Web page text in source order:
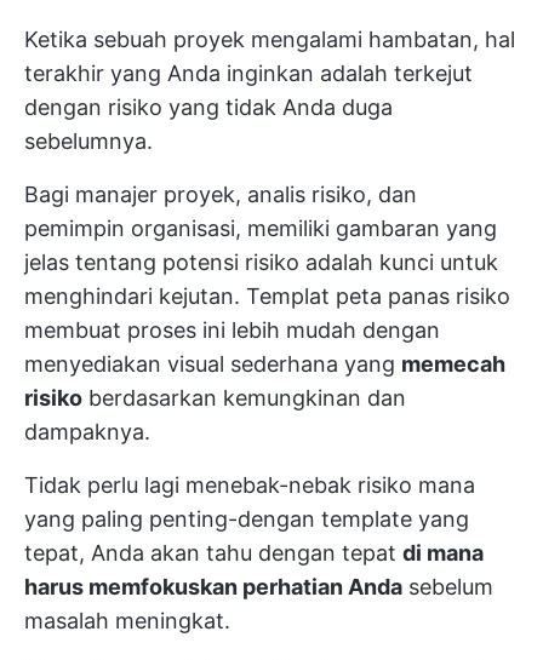
Ketika sebuah proyek mengalami hambatan, hal
terakhir yang Anda inginkan adalah terkejut
dengan risiko yang tidak Anda duga
sebelumnya.
Bagi manajer proyek, analis risiko, dan
pemimpin organisasi, memiliki gambaran yang
jelas tentang potensi risiko adalah kunci untuk
menghindari kejutan. Templat peta panas risiko
membuat proses ini lebih mudah dengan
menyediakan visual sederhana yang memecah
risiko berdasarkan kemungkinan dan
dampaknya.
Tidak perlu lagi menebak-nebak risiko mana
yang paling penting-dengan template yang
tepat, Anda akan tahu dengan tepat di mana
harus memfokuskan perhatian Anda sebelum
masalah meningkat.